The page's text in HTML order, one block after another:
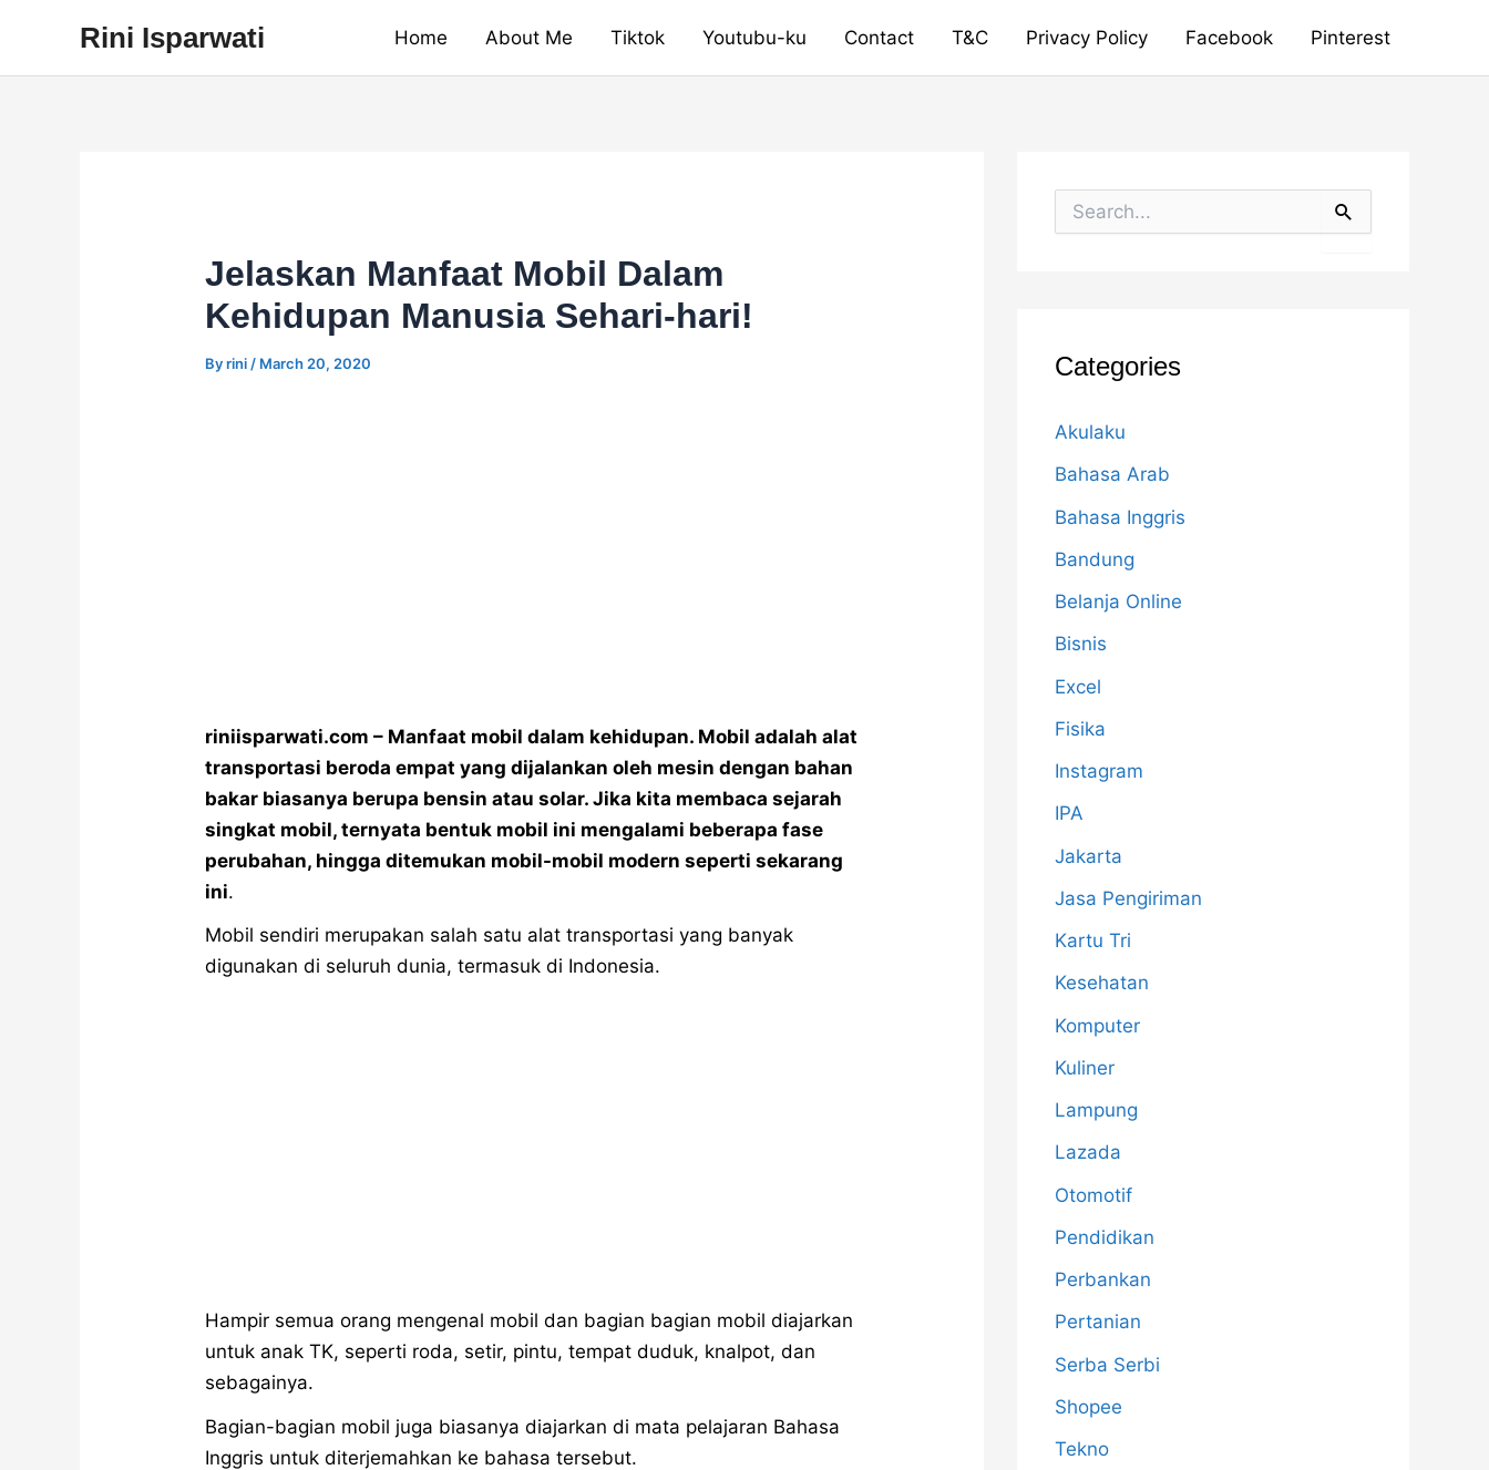
content
Rini Isparwati Home About Me Tiktok Youtubu-ku Contact T&C Privacy Policy Facebook Pinterest
Jelaskan Manfaat Mobil Dalam
Kehidupan Manusia Sehari-hari!
Byrini / March 20, 2020
riniisparwati.com – Manfaat mobil dalam kehidupan. Mobil adalah alat
transportasi beroda empat yang dijalankan oleh mesin dengan bahan
bakar biasanya berupa bensin atau solar. Jika kita membaca sejarah
singkat mobil, ternyata bentuk mobil ini mengalami beberapa fase
perubahan, hingga ditemukan mobil-mobil modern seperti sekarang
ini.
Mobil sendiri merupakan salah satu alat transportasi yang banyak
digunakan di seluruh dunia, termasuk di Indonesia.
Hampir semua orang mengenal mobil dan bagian bagian mobil diajarkan
untuk anak TK, seperti roda, setir, pintu, tempat duduk, knalpot, dan
sebagainya.
Bagian-bagian mobil juga biasanya diajarkan di mata pelajaran Bahasa
Inggris untuk diterjemahkan ke bahasa tersebut.
o
rCategories
Akulaku
Bahasa Arab
Bahasa Inggris
Bandung
Belanja Online
Bisnis
Excel
Fisika
Instagram
IPA
Jakarta
Jasa Pengiriman
Kartu Tri
Kesehatan
Komputer
Kuliner
Lampung
Lazada
Otomotif
Pendidikan
Perbankan
Pertanian
Serba Serbi
Shopee
Tekno